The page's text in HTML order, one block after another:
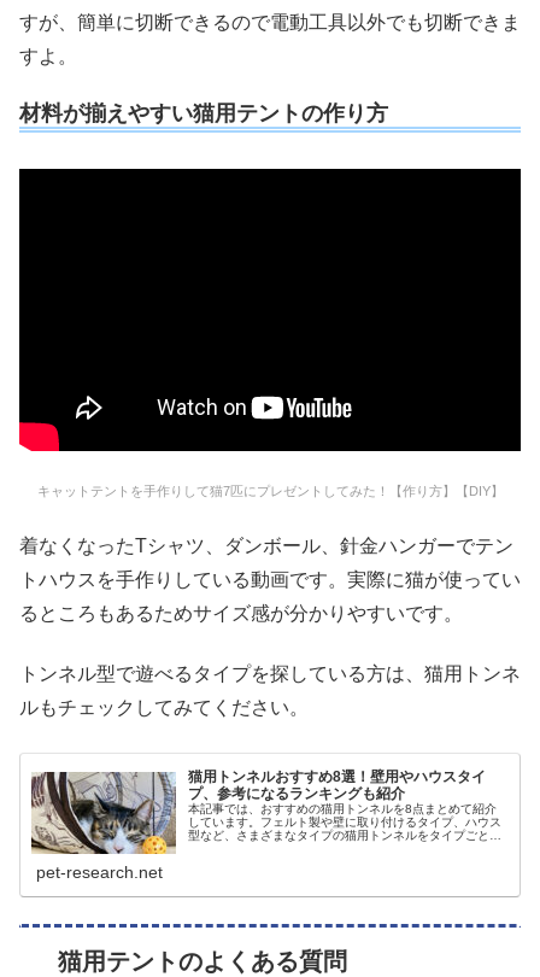
すが、簡単に切断できるので電動工具以外でも切断できま
すよ。
材料が揃えやすい猫用テントの作り方
キャットテントを手作りして猫7匹にプレゼントしてみた！【作り方】【DIY】
着なくなったTシャツ、ダンボール、針金ハンガーでテン
トハウスを手作りしている動画です。実際に猫が使ってい
るところもあるためサイズ感が分かりやすいです。
トンネル型で遊べるタイプを探している方は、猫用トンネ
ルもチェックしてみてください。
猫用トンネルおすすめ8選！壁用やハウスタイ
プ、参考になるランキングも紹介
本記事では、おすすめの猫用トンネルを8点まとめて紹介
しています。フェルト製や壁に取り付けるタイプ、ハウス
型など、さまざまなタイプの猫用トンネルをタイプごとに
pet-research.net
猫用テントのよくある質問